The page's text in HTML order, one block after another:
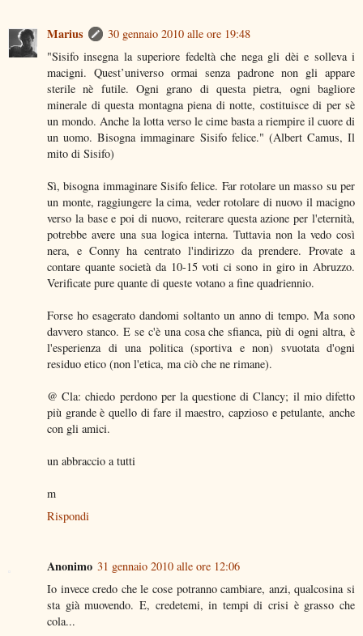
Marius
30 gennaio 2010 alle ore 19:48
"Sisifo insegna la superiore fedeltà che nega gli dèi e solleva i
macigni. Quest’universo ormai senza padrone non gli appare
sterile nè futile. Ogni grano di questa pietra, ogni bagliore
minerale di questa montagna piena di notte, costituisce di per sè
un mondo. Anche la lotta verso le cime basta a riempire il cuore di
un uomo. Bisogna immaginare Sisifo felice." (Albert Camus, Il
mito di Sisifo)
Sì, bisogna immaginare Sisifo felice. Far rotolare un masso su per
un monte, raggiungere la cima, veder rotolare di nuovo il macigno
verso la base e poi di nuovo, reiterare questa azione per l'eternità,
potrebbe avere una sua logica interna. Tuttavia non la vedo così
nera, e Conny ha centrato l'indirizzo da prendere. Provate a
contare quante società da 10-15 voti ci sono in giro in Abruzzo.
Verificate pure quante di queste votano a fine quadriennio.
Forse ho esagerato dandomi soltanto un anno di tempo. Ma sono
davvero stanco. E se c'è una cosa che sfianca, più di ogni altra, è
l'esperienza di una politica (sportiva e non) svuotata d'ogni
residuo etico (non l'etica, ma ciò che ne rimane).
@ Cla: chiedo perdono per la questione di Clancy; il mio difetto
più grande è quello di fare il maestro, capzioso e petulante, anche
con gli amici.
un abbraccio a tutti
m
Rispondi
Anonimo 31 gennaio 2010 alle ore 12:06
Io invece credo che le cose potranno cambiare, anzi, qualcosina si
sta già muovendo. E, credetemi, in tempi di crisi è grasso che
cola...